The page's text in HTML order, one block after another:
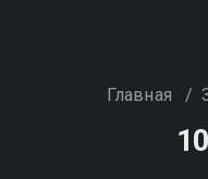
Главная /